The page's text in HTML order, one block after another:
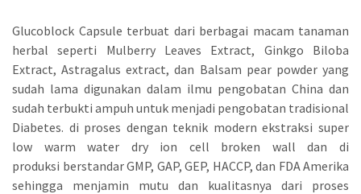
Glucoblock Capsule terbuat dari berbagai macam tanaman
herbal seperti Mulberry Leaves Extract, Ginkgo Biloba
Extract, Astragalus extract, dan Balsam pear powder yang
sudah lama digunakan dalam ilmu pengobatan China dan
sudah terbukti ampuh untuk menjadi pengobatan tradisional
Diabetes. di proses dengan teknik modern ekstraksi super
low warm water dry ion cell broken wall dan di
produksi berstandar GMP, GAP, GEP, HACCP, dan FDA Amerika
sehingga menjamin mutu dan kualitasnya dari proses